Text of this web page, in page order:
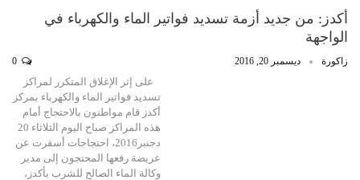
أكدز: من جديد أزمة تسديد فواتير الماء والكهرباء في
الواجهة
زاكورة ديسمبر 20, 2016
على إثر الإغلاق المتكرر لمراكز
تسديد فواتير الماء والكهرباء بمركز
أكدز قام مواطنون بالاحتجاج أمام
هذه المراكز صباح اليوم الثلاثاء 20
دجنبر2016، احتجاجات أسفرت عن
عريضة رفعها المحتجون إلى مدير
وكالة الماء الصالح للشرب بأكدز،